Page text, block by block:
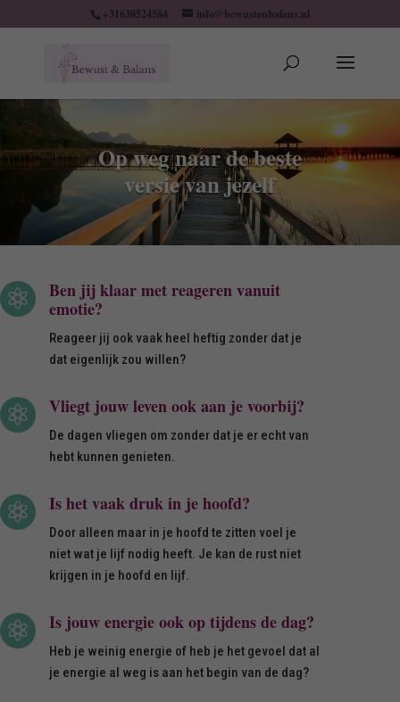
+31638524584 info@bewustenbalans.nl
Op weg naar de beste
versie van jezelf

Ben jij klaar met reageren vanuit
emotie?
Reageer jij ook vaak heel heftig zonder dat je
dat eigenlijk zou willen?
 Vliegt jouw leven ook aan je voorbij?
De dagen vliegen om zonder dat je er echt van
hebt kunnen genieten.
 Is het vaak druk in je hoofd?
Door alleen maar in je hoofd te zitten voel je
niet wat je lijf nodig heeft. Je kan de rust niet
krijgen in je hoofd en lijf.
 Is jouw energie ook op tijdens de dag?
Heb je weinig energie of heb je het gevoel dat al
je energie al weg is aan het begin van de dag?